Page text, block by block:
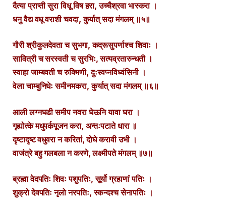
दैत्या प्राप्ती सुरा विधू विष हरा, उच्चैश्रवा भास्करा ।
धनु वैद्य वधू वराशी चवदा, कुर्यात् सदा मंगलम् ॥५॥
गौरी श्रीकुलदेवता च सुभगा, कद्रूसुपर्णाश्च शिवाः ।
सावित्री च सरस्वती च सुरभिः, सत्यव्रतारुन्धती ।
स्वाहा जाम्बवती च रुक्मिणी, दुःस्वप्नविध्वंसिनी ।
वेला चाम्बुनिधेः समीनमकरा, कुर्यात् सदा मंगलम् ॥६॥
आली लग्नघडी समीप नवरा घेऊनि यावा घरा ।
गृह्योत्के मधुपर्कपूजन करा, अन्तःपटाते धारा ॥
दृष्टादृष्ट वधुवरा न करितां, दोघे करावी उभी ।
वाजंत्रे बहु गलबला न करणे, लक्ष्मीपते मंगलम् ॥७॥
ब्रह्मा वेदपतिः शिवः पशुपतिः, सूर्यो ग्रहाणां पतिः ।
शुक्रो देवपतिः नृलो नरपतिः, स्कन्दश्च सेनापतिः ।